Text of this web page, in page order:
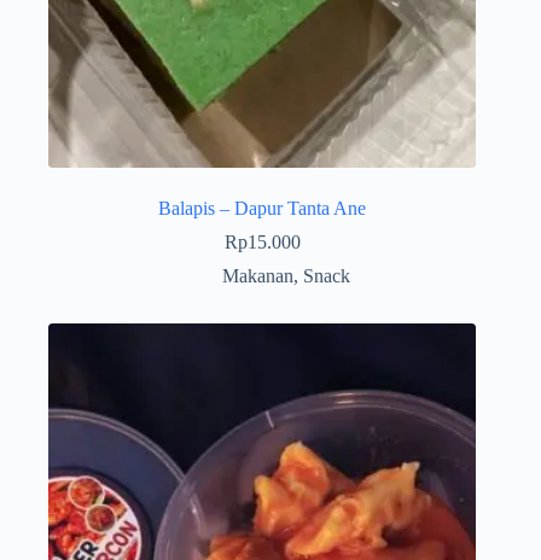
Balapis – Dapur Tanta Ane
Rp15.000
Makanan, Snack